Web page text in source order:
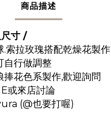
商品描述
寸 /
.索拉玫瑰搭配乾燥花製作
自行做調整
捧花色系製作,歡迎詢問
或來店討論
(@也要打喔)